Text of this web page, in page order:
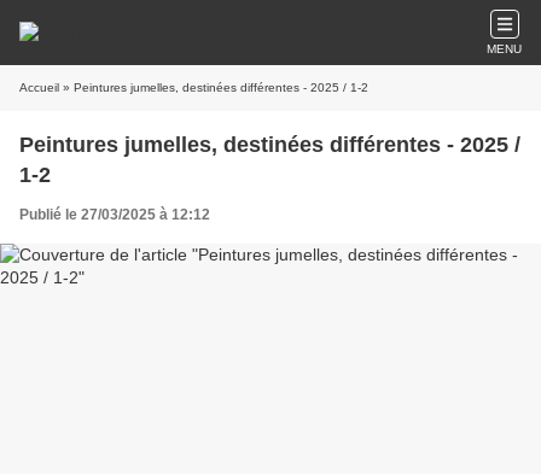
MENU
Accueil » Peintures jumelles, destinées différentes - 2025 / 1-2
Peintures jumelles, destinées différentes - 2025 /
1-2
Publié le 27/03/2025 à 12:12